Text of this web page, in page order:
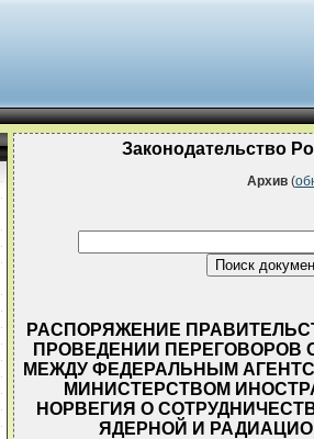
Законодательство
Архив (
РАСПОРЯЖЕНИЕ
ПРОВЕДЕНИИ ПЕРЕГОВОРОВ
МЕЖДУ ФЕДЕРАЛЬНЫМ
МИНИСТЕРСТВОМ
НОРВЕГИЯ О
ЯДЕРНОЙ И